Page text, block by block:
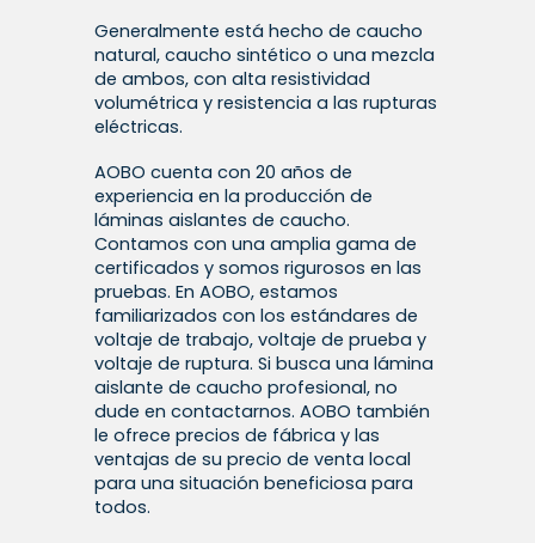
Generalmente está hecho de caucho
natural, caucho sintético o una mezcla
de ambos, con alta resistividad
volumétrica y resistencia a las rupturas
eléctricas.
AOBO cuenta con 20 años de
experiencia en la producción de
láminas aislantes de caucho.
Contamos con una amplia gama de
certificados y somos rigurosos en las
pruebas. En AOBO, estamos
familiarizados con los estándares de
voltaje de trabajo, voltaje de prueba y
voltaje de ruptura. Si busca una lámina
aislante de caucho profesional, no
dude en contactarnos. AOBO también
le ofrece precios de fábrica y las
ventajas de su precio de venta local
para una situación beneficiosa para
todos.